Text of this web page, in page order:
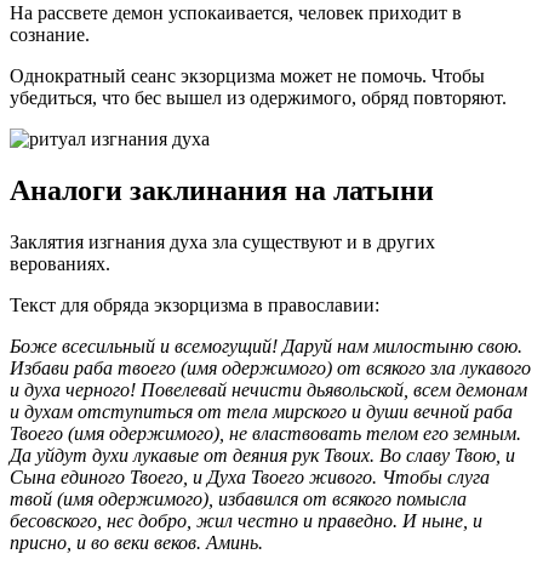
На рассвете демон успокаивается, человек приходит в
сознание.
Однократный сеанс экзорцизма может не помочь. Чтобы
убедиться, что бес вышел из одержимого, обряд повторяют.
Аналоги заклинания на латыни
Заклятия изгнания духа зла существуют и в других
верованиях.
Текст для обряда экзорцизма в православии:
Боже всесильный и всемогущий! Даруй нам милостыню свою.
Избави раба твоего (имя одержимого) от всякого зла лукавого
и духа черного! Повелевай нечисти дьявольской, всем демонам
и духам отступиться от тела мирского и души вечной раба
Твоего (имя одержимого), не властвовать телом его земным.
Да уйдут духи лукавые от деяния рук Твоих. Во славу Твою, и
Сына единого Твоего, и Духа Твоего живого. Чтобы слуга
твой (имя одержимого), избавился от всякого помысла
бесовского, нес добро, жил честно и праведно. И ныне, и
присно, и во веки веков. Аминь.